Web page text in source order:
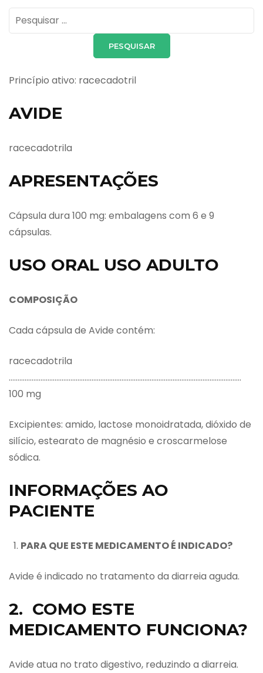
Pesquisar
por:
Princípio ativo: racecadotril
AVIDE
racecadotrila
APRESENTAÇÕES
Cápsula dura 100 mg: embalagens com 6 e 9
cápsulas.
USO ORAL USO ADULTO
COMPOSIÇÃO
Cada cápsula de Avide contém:
racecadotrila
……………………………………………………………………………………………………………………
100 mg
Excipientes: amido, lactose monoidratada, dióxido de
silício, estearato de magnésio e croscarmelose
sódica.
INFORMAÇÕES AO
PACIENTE
PARAQUE ESTE MEDICAMENTO É INDICADO?
Avide é indicado no tratamento da diarreia aguda.
2. COMO ESTE
MEDICAMENTO FUNCIONA?
Avide atua no trato digestivo, reduzindo a diarreia.